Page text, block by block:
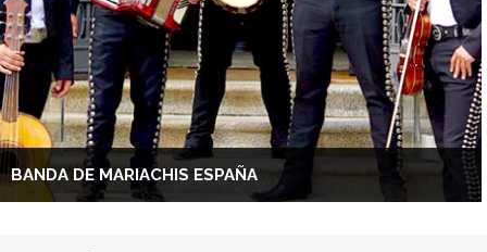
BANDA DE MARIACHIS ESPAÑA